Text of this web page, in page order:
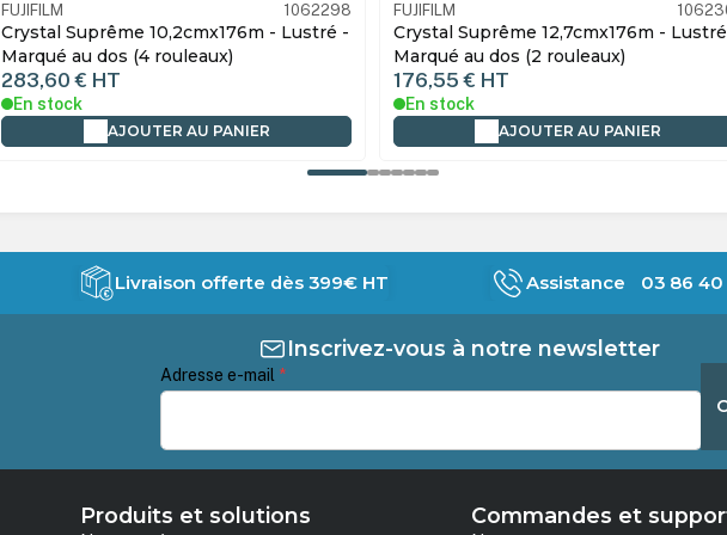
FUJIFILM 1062302
Crystal Suprême 12,7cmx176m - Lustré -
Marqué au dos (2 rouleaux)
176,55 € HT
En stock
AJOUTER AU PANIER
FUJIFILM
Crystal Suprême 12.7cmx176m -
- Marqué au dos (2 rouleaux)
176,55 € HT
En stock
AJOUTER AU PANIER
Livraison offerte dès 399€ HT Assistance 03 86 40
Inscrivez-vous à notre newsletter
Adresse e-mail *
Produits et solutions Commandes et